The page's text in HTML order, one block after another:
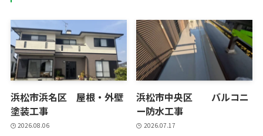
浜松市浜名区 屋根・外壁
塗装工事
2026.08.06
浜松市中央区 バルコニ
ー防水工事
2026.07.17